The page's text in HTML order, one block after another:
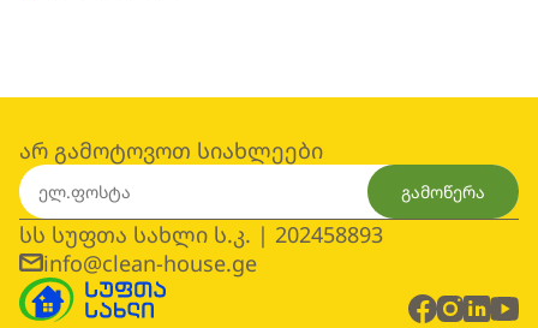
არ გამოტოვოთ სიახლეები
გამოწერა
სს სუფთა სახლი ს.კ. | 202458893
info@clean-house.ge